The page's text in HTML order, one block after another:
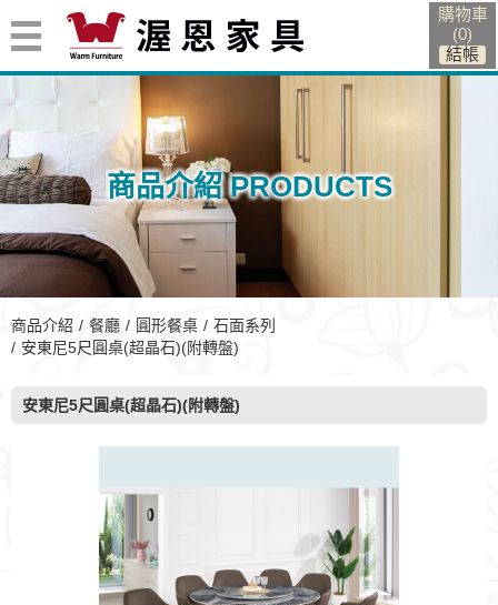
購物車
(0)
商品介紹 PRODUCTS
商品介紹 餐廳 圓形餐桌
石面系列
安東尼5尺圓桌(超晶石)(附轉盤)
安東尼5尺圓桌(超晶石)(附轉盤)